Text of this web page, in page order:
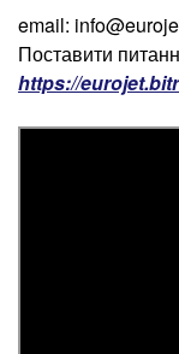
email:
Поставити
https://